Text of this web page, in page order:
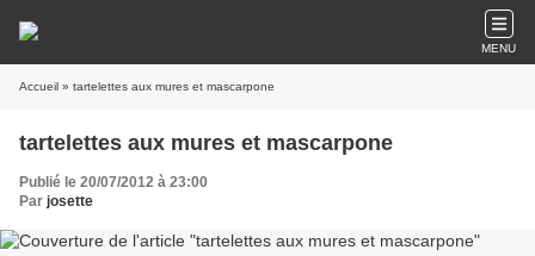
MENU
Accueil » tartelettes aux mures et mascarpone
tartelettes aux mures et mascarpone
Publié le 20/07/2012 à 23:00
Par josette